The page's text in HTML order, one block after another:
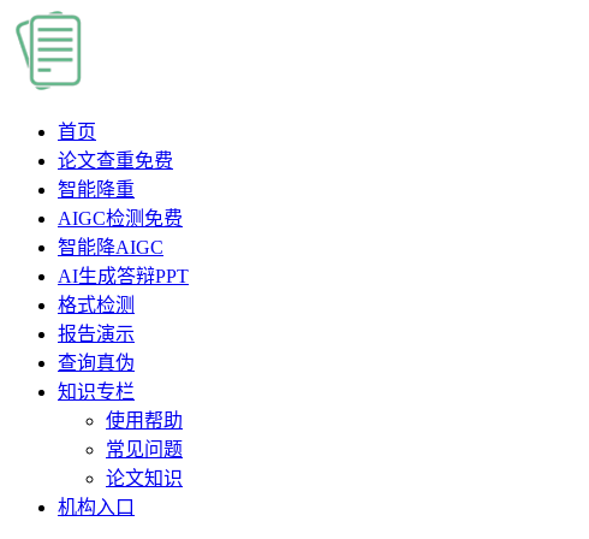
首页
论文查重免费
智能降重
AIGC检测 免费
智能降AIGC
AI生成答辩PPT
格式检测
报告演示
查询真伪
知识专栏
使用帮助
常见问题
论文知识
机构入口